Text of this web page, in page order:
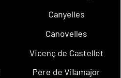
Canyelles
Canovelles
Vicenç de Castellet
Pere de Vilamajor